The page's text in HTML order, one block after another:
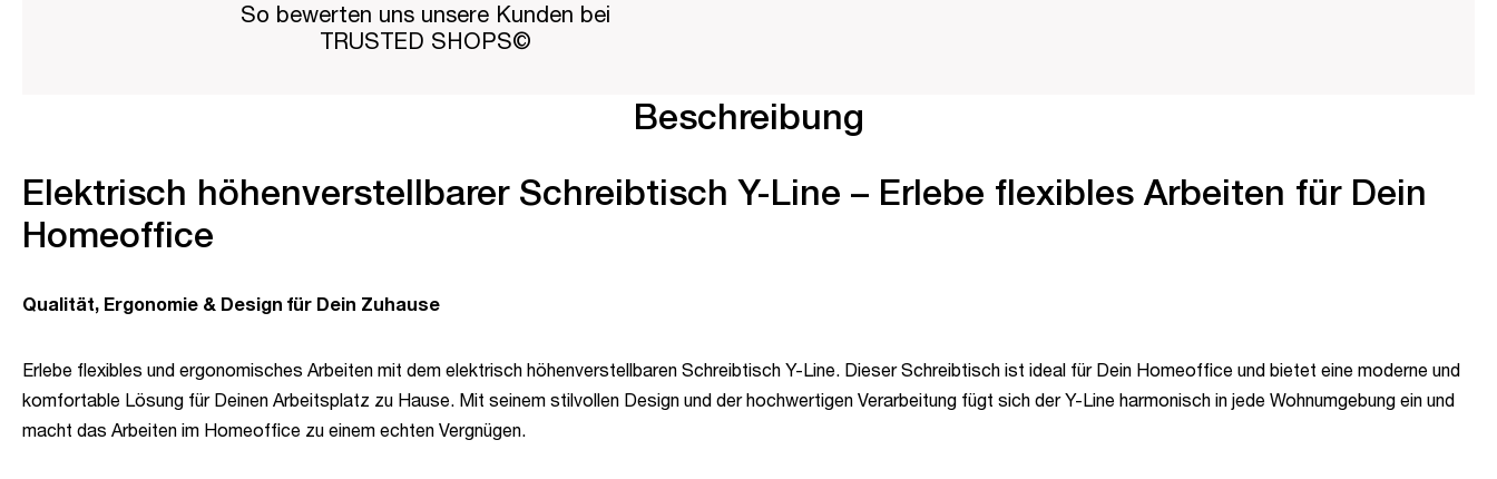
So bewerten uns unsere Kunden bei
TRUSTED SHOPS©
Beschreibung
Elektrisch höhenverstellbarer Schreibtisch Y-Line – Erlebe flexibles Arbeiten für Dein
Homeoffice
Qualität, Ergonomie & Design für Dein Zuhause
Erlebe flexibles und ergonomisches Arbeiten mit dem elektrisch höhenverstellbaren Schreibtisch Y-Line. Dieser Schreibtisch ist ideal für Dein Homeoffice und bietet eine moderne und
komfortable Lösung für Deinen Arbeitsplatz zu Hause. Mit seinem stilvollen Design und der hochwertigen Verarbeitung fügt sich der Y-Line harmonisch in jede Wohnumgebung ein und
macht das Arbeiten im Homeoffice zu einem echten Vergnügen.